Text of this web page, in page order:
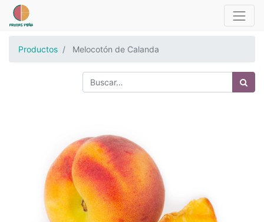
Productos Melocotón de Calanda